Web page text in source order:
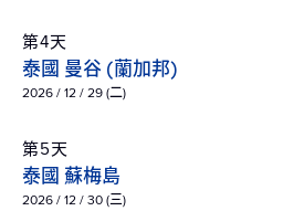
第4天
泰國 曼谷 (蘭加邦)
2026 / 12 / 29 (二)
第5天
泰國 蘇梅島
2026 / 12 / 30 (三)